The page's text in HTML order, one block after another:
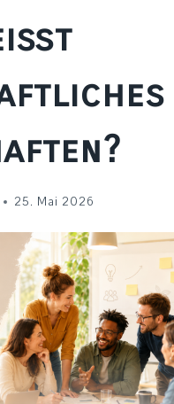
25. Mai 2026